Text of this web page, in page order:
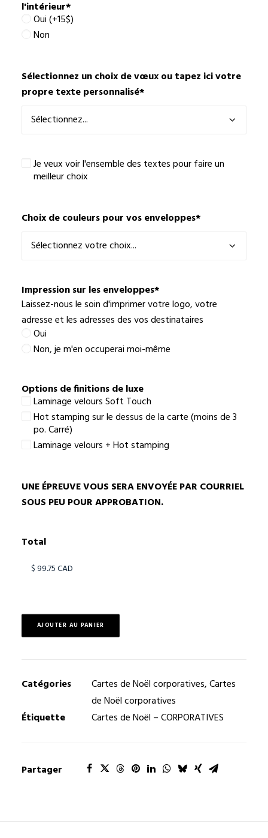
l'intérieur*
Oui (+15$)
Non
Sélectionnez un choix de vœux ou tapez ici votre
propre texte personnalisé*
veux
des
pour
faire
choix
Je veux voir l'ensemble des textes pour faire un
meilleur choix
Choix de couleurs pour vos enveloppes*
Impression sur les enveloppes*
Laissez-nous le soin d'imprimer votre logo, votre
adresse et les adresses des vos destinataires
Oui
Non, je m'en occuperai moi-même
Options de finitions de luxe
Laminage velours Soft Touch
Hot stamping sur le dessus de la carte (moins de 3
po. Carré)
Laminage velours + Hot stamping
UNE ÉPREUVE VOUS SERA ENVOYÉE PAR COURRIEL
SOUS PEU POUR APPROBATION.
Total
AJOUTER AU PANIER
Catégories Cartes de Noël corporatives,Cartes
de Noël corporatives
Étiquette
Cartes de Noël – CORPORATIVES
Partager